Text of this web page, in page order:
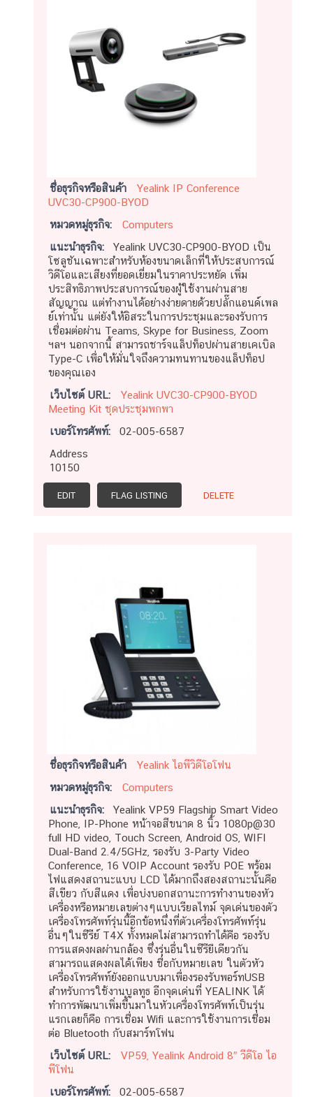
ชื่อธุรกิจหรือสินค้า
Yealink IP Conference
UVC30-CP900-BYOD
หมวดหมู่ธุรกิจ:
Computers
แนะนำธุรกิจ:
Yealink UVC30-CP900-BYOD เป็น
โซลูชันเฉพาะสำหรับห้องขนาดเล็กที่ให้ประสบการณ์
วิดีโอและเสียงที่ยอดเยี่ยมในราคาประหยัด เพิ่ม
ประสิทธิภาพประสบการณ์ของผู้ใช้งานผ่านสาย
สัญญาณ แต่ทำงานได้อย่างง่ายดายด้วยปลั๊กแอนด์เพล
ย์เท่านั้น แต่ยังให้อิสระในการประชุมและรองรับการ
เชื่อมต่อผ่าน Teams, Skype for Business, Zoom
ฯลฯ นอกจากนี้ สามารถชาร์จแล็ปท็อปผ่านสายเคเบิล
Type-C เพื่อให้มั่นใจถึงความทนทานของแล็ปท็อป
ของคุณเอง
เว็บไซต์ URL:
Yealink UVC30-CP900-BYOD
Meeting Kit ชุดประชุมพกพา
เบอร์โทรศัพท์:
02-005-6587
Address
10150
EDIT FLAG LISTING DELETE
ชื่อธุรกิจหรือสินค้า
Yealink ไอพีวิดีโอโฟน
หมวดหมู่ธุรกิจ:
Computers
แนะนำธุรกิจ:
Yealink VP59 Flagship Smart Video
Phone, IP-Phone หน้าจอสีขนาด 8 นิ้ว 1080p@30
full HD video, Touch Screen, Android OS, WIFI
Dual-Band 2.4/5GHz, รองรับ 3-Party Video
Conference, 16 VOIP Account รองรับ POE พร้อม
ไฟแสดงสถานะแบบ LCD ได้มากถึงสองสถานะนั้นคือ
สีเขียว กับสีแดง เพื่อบ่งบอกสถานะการทำงานของหัว
เครื่องหรือหมายเลขต่างๆแบบเรียลไทม์ จุดเด่นของตัว
เครื่องโทรศัพท์รุ่นนี้อีกข้อหนึ่งที่ตัวเครื่องโทรศัพท์รุ่น
อื่นๆในซีรีย์ T4X ทั้งหมดไม่สามารถทำได้คือ รองรับ
การแสดงผลผ่านกล้อง ซึ่งรุ่นอื่นในซีรียืเดียวกัน
สามารถแสดงผลได้เพียง ชื่อกับหมายเลข ในตัวหัว
เครื่องโทรศัพท์ยังออกแบบมาเพื่องรองรับพอร์ทUSB
สำหรับการใช้งานบูลทูธ อีกจุดเด่นที่ YEALINK ได้
ทำการพัฒนาเพิ่มขึ้นมาในหัวเครื่องโทรศัพท์เป็นรุ่น
แรกเลยก็คือ การเชื่อม Wifi และการใช้งานการเชื่อม
ต่อ Bluetooth กับสมาร์ทโฟน
เว็บไซต์ URL:
VP59, Yealink Android 8″ วีดีโอ ไอ
พีโฟน
เบอร์โทรศัพท์:
02-005-6587